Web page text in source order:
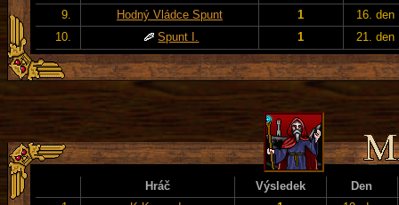
9.
Hodný Vládce Spunt 1
16. den
10.
Spunt I. 1 21. den
Hráč Výsledek
Den